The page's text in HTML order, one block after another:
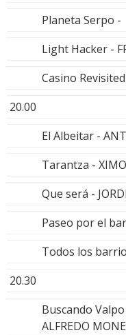
Planeta Serpo -
Light Hacker -
Casino
20.00
El Albeitar -
Tarantza -
Que será -
Paseo por el
Todos los
20.30
Buscando
ALFREDO